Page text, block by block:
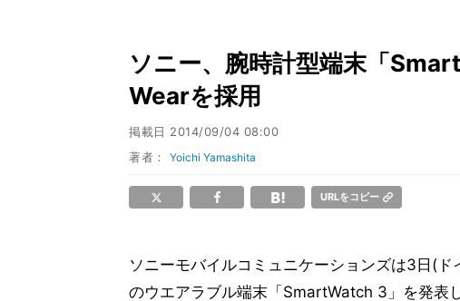
ソニー、腕時計型端末「
Wearを採用
掲載日 2014/09/04 08:00
著者：Yoichi Yamashita
URLをコピー
ソニーモバイルコミュニケーションズは3日(
のウエアラブル端末「SmartWatch 3」を発表